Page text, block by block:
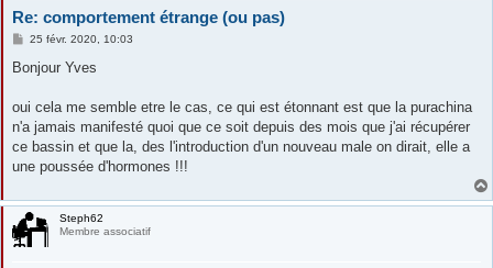
Re: comportement étrange (ou pas)
M
s
g
25 févr. 2020, 10:03
Bonjour Yves
oui cela me semble etre le cas, ce qui est étonnant est que la purachina
n'a jamais manifesté quoi que ce soit depuis des mois que j'ai récupérer
ce bassin et que la, des l'introduction d'un nouveau male on dirait, elle a
une poussée d'hormones !!!
Steph62
Membre associatif